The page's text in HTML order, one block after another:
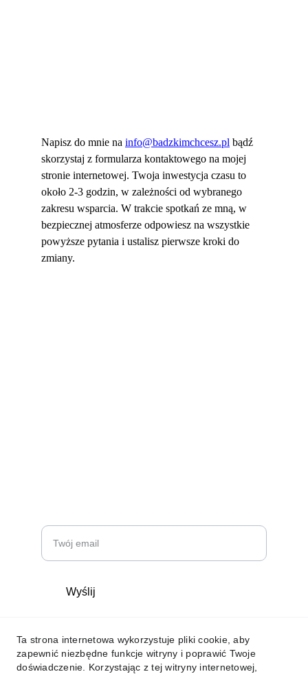
Napisz do mnie na info@badzkimchcesz.pl bądź
skorzystaj z formularza kontaktowego na mojej
stronie internetowej. Twoja inwestycja czasu to
około 2-3 godzin, w zależności od wybranego
zakresu wsparcia. W trakcie spotkań ze mną, w
bezpiecznej atmosferze odpowiesz na wszystkie
powyższe pytania i ustalisz pierwsze kroki do
zmiany.
Wyślij
© 2024. All rights reserved.
Website built by Mikolaj Juszczynski
Ta strona internetowa wykorzystuje pliki cookie, aby
zapewnić niezbędne funkcje witryny i poprawić Twoje
doświadczenie. Korzystając z tej witryny internetowej,